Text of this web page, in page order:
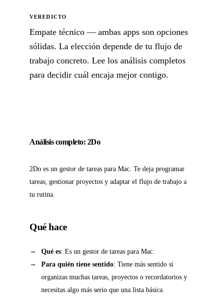
VEREDICTO
Empate técnico — ambas apps son opciones
sólidas. La elección depende de tu flujo de
trabajo concreto. Lee los análisis completos
para decidir cuál encaja mejor contigo.
Análisis completo: 2Do
2Do es un gestor de tareas para Mac. Te deja programar
tareas, gestionar proyectos y adaptar el flujo de trabajo a
tu rutina.
Qué hace
Qué es: Es un gestor de tareas para Mac.
Para quién tiene sentido: Tiene más sentido si
organizas muchas tareas, proyectos o recordatorios y
necesitas algo más serio que una lista básica.